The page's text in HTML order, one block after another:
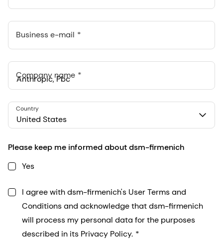
Business e-mail
Company name
548 Market St Pmb 90375, San Francisco, California, US
United States
Country
Please keep me informed about dsm-firmenich
Yes
I agree with dsm-firmenich's User Terms and
Conditions and acknowledge that dsm-firmenich
will process my personal data for the purposes
described in its Privacy Policy.